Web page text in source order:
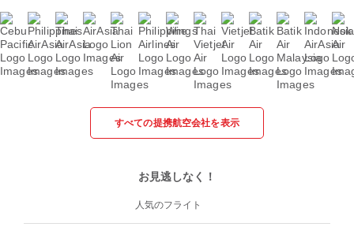
すべての提携航空会社を表示
お見逃しなく！
人気のフライト